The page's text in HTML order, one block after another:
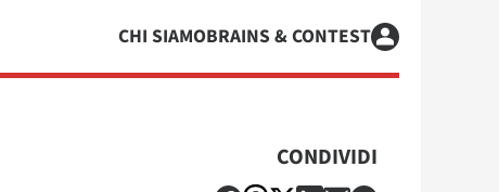
CHI SIAMOBRAINS & CONTEST
CONDIVIDI